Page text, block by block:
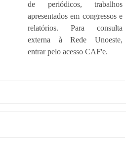
de periódicos, trabalhos
apresentados em congressos e
relatórios. Para consulta
externa à Rede Unoeste,
entrar pelo acesso CAF'e.